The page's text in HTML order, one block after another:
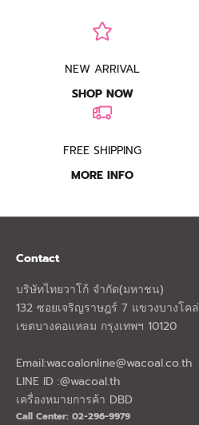
NEW ARRIVAL
SHOP NOW
FREE SHIPPING
MORE INFO
Contact
บริษัทไทยวาโก้ จำกัด(มหาชน)
132 ซอยเจริญราษฎร์ 7 แขวงบางโคล่
เขตบางคอแหลม กรุงเทพฯ 10120
Email:wacoalonline@wacoal.co.th
LINE ID :@wacoal.th
เครื่องหมายการค้า DBD
Call Center: 02-296-9979